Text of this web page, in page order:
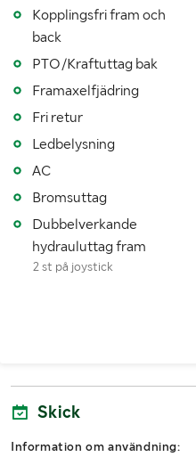
Dimensioner däck bak
Antal nycklar
Fordonsstatus
Importerad
MÅTT OCH VIKT:
Tjänstevikt (kg)
Kopplingsfri fram och
back
PTO/Kraftuttag bak
Framaxelfjädring
Fri retur
Ledbelysning
AC
Bromsuttag
Dubbelverkande
hydrauluttag fram
2 st på joystick
Skick
Information om användning: